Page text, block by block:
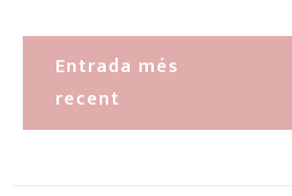
Entrada més
recent